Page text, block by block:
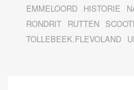
EMMELOORD HISTORIE
RONDRIT RUTTEN
TOLLEBEEK.FLEVOLAND